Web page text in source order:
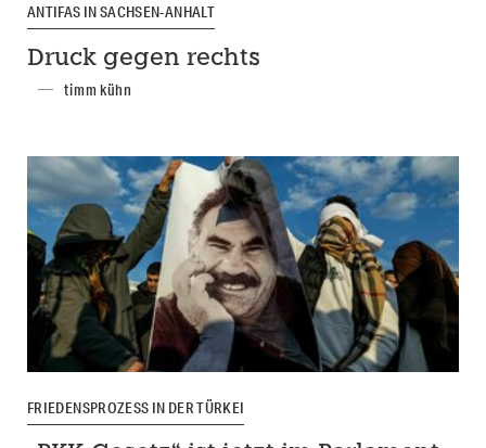
ANTIFAS IN SACHSEN-ANHALT
Druck gegen rechts
timm kühn
FRIEDENSPROZESS IN DER TÜRKEI